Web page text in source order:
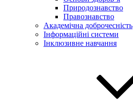
Природознавство
Правознавство
Академічна доброчесність
Інформаційні системи
Інклюзивне навчання